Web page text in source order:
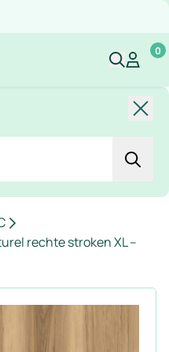
MijnMijn
0
rechte stroken XL –